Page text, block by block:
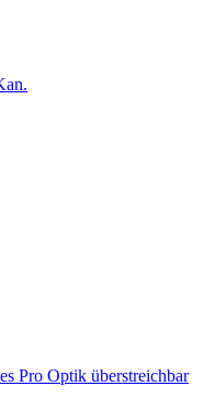
Pro Optik überstreichbar